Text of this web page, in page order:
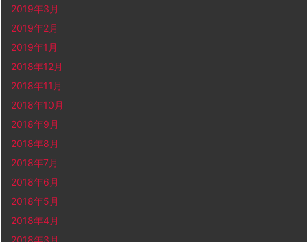
2019年3月
2019年2月
2019年1月
2018年12月
2018年11月
2018年10月
2018年9月
2018年8月
2018年7月
2018年6月
2018年5月
2018年4月
2018年3月